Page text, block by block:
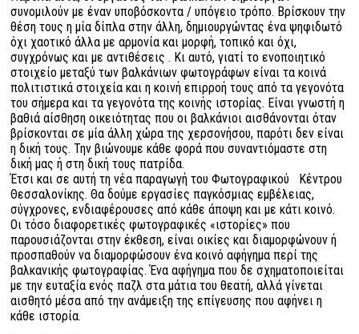
συνομιλούν με έναν υποβόσκοντα / υπόγειο τρόπο. Βρίσκουν την
θέση τους η μία δίπλα στην άλλη, δημιουργώντας ένα ψηφιδωτό
όχι χαοτικό άλλα με αρμονία και μορφή, τοπικό και όχι,
συγχρόνως και με αντιθέσεις . Κι αυτό, γιατί το ενοποιητικό
στοιχείο μεταξύ των βαλκάνιων φωτογράφων είναι τα κοινά
πολιτιστικά στοιχεία και η κοινή επιρροή τους από τα γεγονότα
του σήμερα και τα γεγονότα της κοινής ιστορίας. Είναι γνωστή η
βαθιά αίσθηση οικειότητας που οι βαλκάνιοι αισθάνονται όταν
βρίσκονται σε μία άλλη χώρα της χερσονήσου, παρότι δεν είναι
η δική τους. Την βιώνουμε κάθε φορά που συναντιόμαστε στη
δική μας ή στη δική τους πατρίδα.
Έτσι και σε αυτή τη νέα παραγωγή του Φωτογραφικού Κέντρου
Θεσσαλονίκης. Θα δούμε εργασίες παγκόσμιας εμβέλειας,
σύγχρονες, ενδιαφέρουσες από κάθε άποψη και με κάτι κοινό.
Oι τόσο διαφορετικές φωτογραφικές «ιστορίες» που
παρουσιάζονται στην έκθεση, είναι οικίες και διαμορφώνουν ή
προσπαθούν να διαμορφώσουν ένα κοινό αφήγημα περί της
βαλκανικής φωτογραφίας. Ένα αφήγημα που δε σχηματοποιείται
με την ευταξία ενός παζλ στα μάτια του θεατή, αλλά γίνεται
αισθητό μέσα από την ανάμειξη της επίγευσης που αφήνει η
κάθε ιστορία.